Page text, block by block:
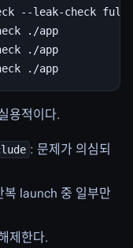
--leak-check full
./app
./app
용적이다.
: 문제가 의심되
복 launch 중 일부만
제한다.